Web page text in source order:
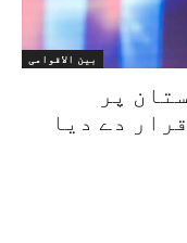
بین الاقوامی
پر
دے دیا